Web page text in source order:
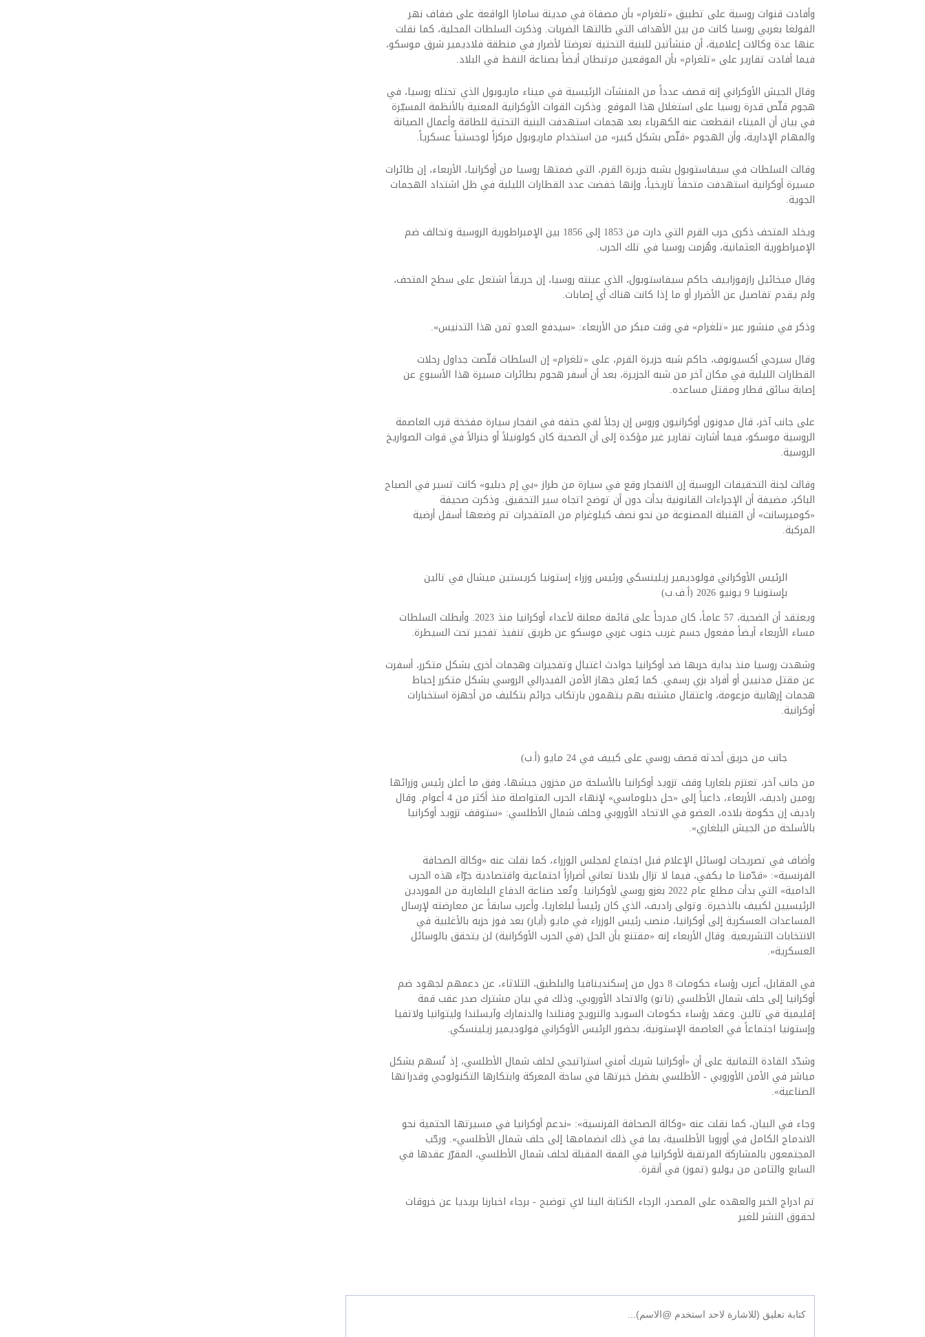
وأفادت قنوات روسية على تطبيق «تلغرام» بأن مصفاة في مدينة سامارا الواقعة على ضفاف نهر
الفولغا بغربي روسيا كانت من بين الأهداف التي طالتها الضربات. وذكرت السلطات المحلية، كما نقلت
عنها عدة وكالات إعلامية، أن منشأتين للبنية التحتية تعرضتا لأضرار في منطقة فلاديمير شرق موسكو،
فيما أفادت تقارير على «تلغرام» بأن الموقعين مرتبطان أيضاً بصناعة النفط في البلاد.
وقال الجيش الأوكراني إنه قصف عدداً من المنشآت الرئيسية في ميناء ماريوبول الذي تحتله روسيا، في
هجوم قلّص قدرة روسيا على استغلال هذا الموقع. وذكرت القوات الأوكرانية المعنية بالأنظمة المسيّرة
في بيان أن الميناء انقطعت عنه الكهرباء بعد هجمات استهدفت البنية التحتية للطاقة وأعمال الصيانة
والمهام الإدارية، وأن الهجوم «قلّص بشكل كبير» من استخدام ماريوبول مركزاً لوجستياً عسكرياً.
وقالت السلطات في سيفاستوبول بشبه جزيرة القرم، التي ضمتها روسيا من أوكرانيا، الأربعاء، إن طائرات
مسيرة أوكرانية استهدفت متحفاً تاريخياً، وإنها خفضت عدد القطارات الليلية في ظل اشتداد الهجمات
الجوية.
ويخلد المتحف ذكرى حرب القرم التي دارت من 1853 إلى 1856 بين الإمبراطورية الروسية وتحالف ضم
الإمبراطورية العثمانية، وهُزمت روسيا في تلك الحرب.
وقال ميخائيل رازفوزاييف حاكم سيفاستوبول، الذي عينته روسيا، إن حريقاً اشتعل على سطح المتحف،
ولم يقدم تفاصيل عن الأضرار أو ما إذا كانت هناك أي إصابات.
وذكر في منشور عبر «تلغرام» في وقت مبكر من الأربعاء: «سيدفع العدو ثمن هذا التدنيس».
وقال سيرجي أكسيونوف، حاكم شبه جزيرة القرم، على «تلغرام» إن السلطات قلّصت جداول رحلات
القطارات الليلية في مكان آخر من شبه الجزيرة، بعد أن أسفر هجوم بطائرات مسيرة هذا الأسبوع عن
إصابة سائق قطار ومقتل مساعده.
على جانب آخر، قال مدونون أوكرانيون وروس إن رجلاً لقي حتفه في انفجار سيارة مفخخة قرب العاصمة
الروسية موسكو، فيما أشارت تقارير غير مؤكدة إلى أن الضحية كان كولونيلاً أو جنرالاً في قوات الصواريخ
الروسية.
وقالت لجنة التحقيقات الروسية إن الانفجار وقع في سيارة من طراز «بي إم دبليو» كانت تسير في الصباح
الباكر، مضيفة أن الإجراءات القانونية بدأت دون أن توضح اتجاه سير التحقيق. وذكرت صحيفة
«كوميرسانت» أن القنبلة المصنوعة من نحو نصف كيلوغرام من المتفجرات تم وضعها أسفل أرضية
المركبة.
الرئيس الأوكراني فولوديمير زيلينسكي ورئيس وزراء إستونيا كريستين ميشال في تالين
بإستونيا 9 يونيو 2026 (أ.ف.ب)
ويعتقد أن الضحية، 57 عاماً، كان مدرجاً على قائمة معلنة لأعداء أوكرانيا منذ 2023. وأبطلت السلطات
مساء الأربعاء أيضاً مفعول جسم غريب جنوب غربي موسكو عن طريق تنفيذ تفجير تحت السيطرة.
وشهدت روسيا منذ بداية حربها ضد أوكرانيا حوادث اغتيال وتفجيرات وهجمات أخرى بشكل متكرر، أسفرت
عن مقتل مدنيين أو أفراد بزي رسمي. كما يُعلن جهاز الأمن الفيدرالي الروسي بشكل متكرر إحباط
هجمات إرهابية مزعومة، واعتقال مشتبه بهم يتهمون بارتكاب جرائم بتكليف من أجهزة استخبارات
أوكرانية.
جانب من حريق أحدثه قصف روسي على كييف في 24 مايو (أ.ب)
من جانب آخر، تعتزم بلغاريا وقف تزويد أوكرانيا بالأسلحة من مخزون جيشها، وفق ما أعلن رئيس وزرائها
رومين راديف، الأربعاء، داعياً إلى «حل دبلوماسي» لإنهاء الحرب المتواصلة منذ أكثر من 4 أعوام. وقال
راديف إن حكومة بلاده، العضو في الاتحاد الأوروبي وحلف شمال الأطلسي: «ستوقف تزويد أوكرانيا
بالأسلحة من الجيش البلغاري».
وأضاف في تصريحات لوسائل الإعلام قبل اجتماع لمجلس الوزراء، كما نقلت عنه «وكالة الصحافة
الفرنسية»: «قدّمنا ما يكفي، فيما لا تزال بلادنا تعاني أضراراً اجتماعية واقتصادية جرّاء هذه الحرب
الدامية» التي بدأت مطلع عام 2022 بغزو روسي لأوكرانيا. وتُعد صناعة الدفاع البلغارية من الموردين
الرئيسيين لكييف بالذخيرة. وتولى راديف، الذي كان رئيساً لبلغاريا، وأعرب سابقاً عن معارضته لإرسال
المساعدات العسكرية إلى أوكرانيا، منصب رئيس الوزراء في مايو (أيار) بعد فوز حزبه بالأغلبية في
الانتخابات التشريعية. وقال الأربعاء إنه «مقتنع بأن الحل (في الحرب الأوكرانية) لن يتحقق بالوسائل
العسكرية».
في المقابل، أعرب رؤساء حكومات 8 دول من إسكندينافيا والبلطيق، الثلاثاء، عن دعمهم لجهود ضم
أوكرانيا إلى حلف شمال الأطلسي (ناتو) والاتحاد الأوروبي، وذلك في بيان مشترك صدر عقب قمة
إقليمية في تالين. وعقد رؤساء حكومات السويد والنرويج وفنلندا والدنمارك وآيسلندا وليتوانيا ولاتفيا
وإستونيا اجتماعاً في العاصمة الإستونية، بحضور الرئيس الأوكراني فولوديمير زيلينسكي.
وشدّد القادة الثمانية على أن «أوكرانيا شريك أمني استراتيجي لحلف شمال الأطلسي، إذ تُسهم بشكل
مباشر في الأمن الأوروبي - الأطلسي بفضل خبرتها في ساحة المعركة وابتكارها التكنولوجي وقدراتها
الصناعية».
وجاء في البيان، كما نقلت عنه «وكالة الصحافة الفرنسية»: «ندعم أوكرانيا في مسيرتها الحتمية نحو
الاندماج الكامل في أوروبا الأطلسية، بما في ذلك انضمامها إلى حلف شمال الأطلسي». ورحّب
المجتمعون بالمشاركة المرتقبة لأوكرانيا في القمة المقبلة لحلف شمال الأطلسي، المقرّر عقدها في
السابع والثامن من يوليو (تموز) في أنقرة.
تم ادراج الخبر والعهده على المصدر، الرجاء الكتابة الينا لاي توضبح - برجاء اخبارنا بريديا عن خروقات
لحقوق النشر للغير